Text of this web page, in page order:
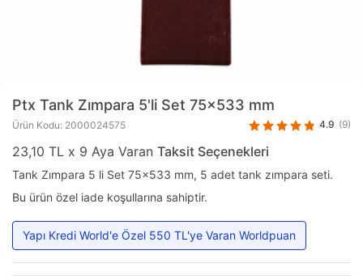
Ptx Tank Zımpara 5'li Set 75x533 mm
Ürün Kodu: 2000024575 4.9 (9)
23,10 TL x 9 Aya Varan Taksit Seçenekleri
Tank Zımpara 5 li Set 75x533 mm, 5 adet tank zımpara seti.
Bu ürün özel iade koşullarına sahiptir.
Yapı Kredi World'e Özel 550 TL'ye Varan Worldpuan